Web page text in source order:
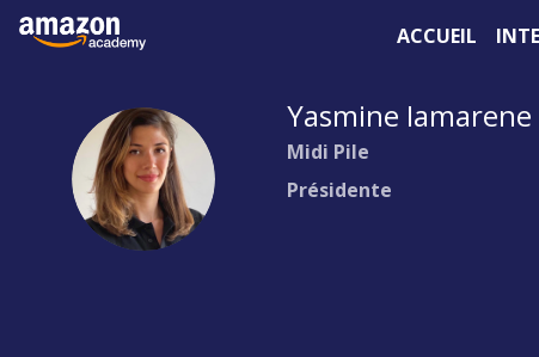
ACCUEIL
YI
Yasmine Iamarene
Midi Pile
Présidente